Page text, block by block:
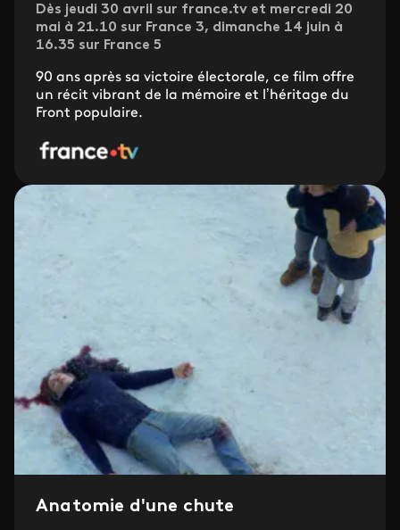
Dès jeudi 30 avril sur france.tv et mercredi 20
mai à 21.10 sur France 3, dimanche 14 juin à
16.35 sur France 5
90 ans après sa victoire électorale, ce film offre
un récit vibrant de la mémoire et l’héritage du
Front populaire.
Anatomie d'une chute